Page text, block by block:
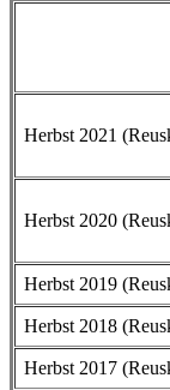
Herbst 2021
Herbst 2020
Herbst 2019
Herbst 2018
Herbst 2017